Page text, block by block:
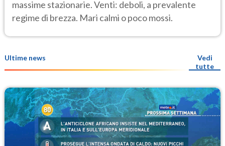
massime stazionarie. Venti: deboli, a prevalente
regime di brezza. Mari calmi o poco mossi.
Ultime news
Vedi
tutte